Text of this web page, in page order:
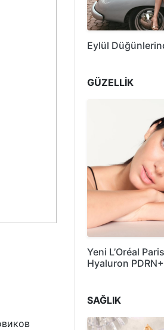
Eylül
GÜZELLİK
Yeni L’Oréal
Hyaluron
SAĞLIK